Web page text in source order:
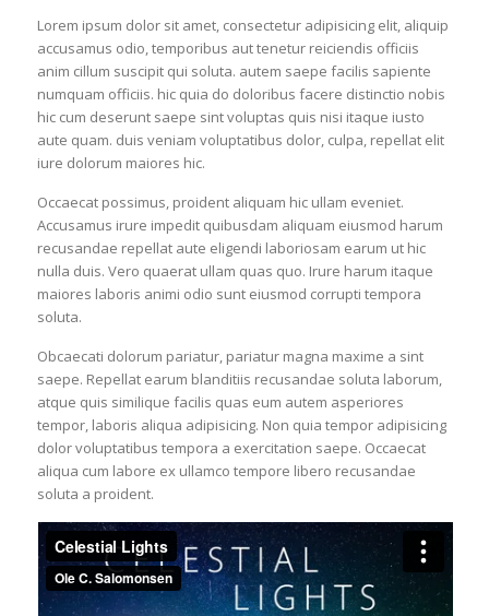
Lorem ipsum dolor sit amet, consectetur adipisicing elit, aliquip
accusamus odio, temporibus aut tenetur reiciendis officiis
anim cillum suscipit qui soluta. autem saepe facilis sapiente
numquam officiis. hic quia do doloribus facere distinctio nobis
hic cum deserunt saepe sint voluptas quis nisi itaque iusto
aute quam. duis veniam voluptatibus dolor, culpa, repellat elit
iure dolorum maiores hic.
Occaecat possimus, proident aliquam hic ullam eveniet.
Accusamus irure impedit quibusdam aliquam eiusmod harum
recusandae repellat aute eligendi laboriosam earum ut hic
nulla duis. Vero quaerat ullam quas quo. Irure harum itaque
maiores laboris animi odio sunt eiusmod corrupti tempora
soluta.
Obcaecati dolorum pariatur, pariatur magna maxime a sint
saepe. Repellat earum blanditiis recusandae soluta laborum,
atque quis similique facilis quas eum autem asperiores
tempor, laboris aliqua adipisicing. Non quia tempor adipisicing
dolor voluptatibus tempora a exercitation saepe. Occaecat
aliqua cum labore ex ullamco tempore libero recusandae
soluta a proident.